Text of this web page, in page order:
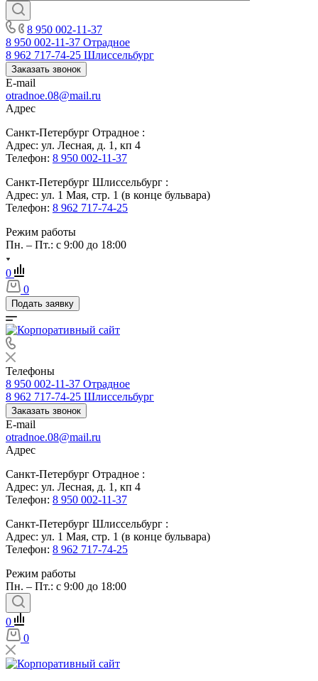
8 950 002-11-37
8 950 002-11-37 Отрадное
8 962 717-74-25 Шлиссельбург
Заказать звонок
E-mail
otradnoe.08@mail.ru
Адрес
Санкт-Петербург Отрадное :
Адрес: ул. Лесная, д. 1, кп 4
Телефон: 8 950 002-11-37
Санкт-Петербург Шлиссельбург :
Адрес: ул. 1 Мая, стр. 1 (в конце бульвара)
Телефон: 8 962 717-74-25
Режим работы
Пн. – Пт.: с 9:00 до 18:00
0
0
Подать заявку
Телефоны
8 950 002-11-37 Отрадное
8 962 717-74-25 Шлиссельбург
Заказать звонок
E-mail
otradnoe.08@mail.ru
Адрес
Санкт-Петербург Отрадное :
Адрес: ул. Лесная, д. 1, кп 4
Телефон: 8 950 002-11-37
Санкт-Петербург Шлиссельбург :
Адрес: ул. 1 Мая, стр. 1 (в конце бульвара)
Телефон: 8 962 717-74-25
Режим работы
Пн. – Пт.: с 9:00 до 18:00
0
0